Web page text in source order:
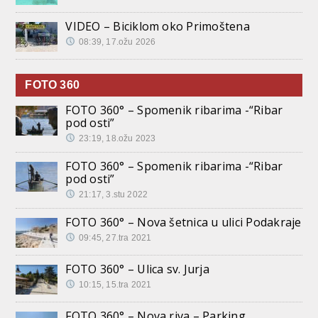
VIDEO – Biciklom oko Primoštena
08:39, 17.ožu 2026
FOTO 360
FOTO 360° – Spomenik ribarima -“Ribar
pod osti”
23:19, 18.ožu 2023
FOTO 360° – Spomenik ribarima -“Ribar
pod osti”
21:17, 3.stu 2022
FOTO 360° – Nova šetnica u ulici Podakraje
09:45, 27.tra 2021
FOTO 360° – Ulica sv. Jurja
10:15, 15.tra 2021